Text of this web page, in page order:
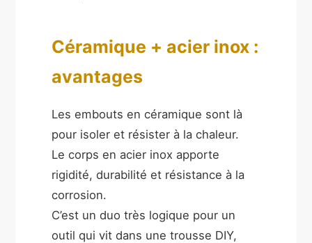
Céramique + acier inox :
avantages
Les embouts en céramique sont là
pour isoler et résister à la chaleur.
Le corps en acier inox apporte
rigidité, durabilité et résistance à la
corrosion.
C’est un duo très logique pour un
outil qui vit dans une trousse DIY,